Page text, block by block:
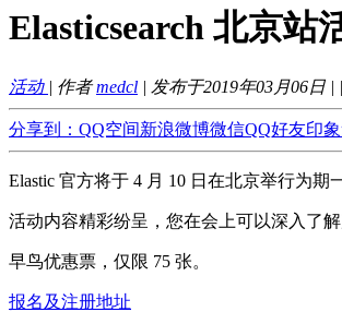
Elasticsearch 北京站
活动 | 作者medcl | 发布于2019年03月06日 |
分享到： QQ空间新浪微博微信QQ好友印
Elastic 官方将于 4 月 10 日在北京举行为期
活动内容精彩纷呈，您在会上可以深入了
早鸟优惠票，仅限 75 张。
报名及注册地址